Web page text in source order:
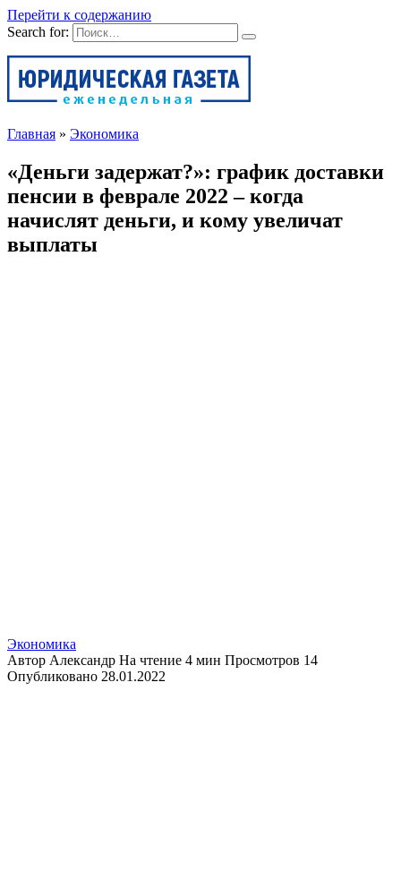
Перейти к содержанию
Search for:
Главная » Экономика
«Деньги задержат?»: график доставки
пенсии в феврале 2022 – когда
начислят деньги, и кому увеличат
выплаты
Экономика
Автор Александр На чтение 4 мин Просмотров 14
Опубликовано 28.01.2022